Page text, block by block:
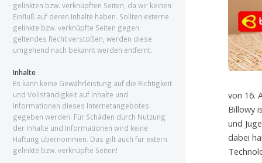
von 16.
Billowy
und
dabei
gelinkten bzw. verknüpften Seiten, da wir keinen
Einfluß auf deren Inhalte haben. Sollten externe
gelinkte bzw. verknüpfte Seiten gegen
geltendes Recht verstoßen, werden diese
umgehend nach bekannt werden entfernt.
Inhalte
Es kann keine Gewährleistung auf die Richtigkeit
und Vollständigkeit auf Inhalte und
Informationen dieses Internetangebotes
gegeben werden. Für Schäden durch Nutzung
der Inhalte und Informationen wird keine
Haftung übernommen. Das gilt auch für extern
gelinkte bzw. verknüpfte Seiten!